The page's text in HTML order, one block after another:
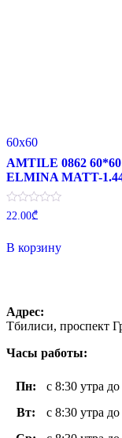
60x60
AMTILE 0862 60*60
ELMINA MATT-
Оценка
0
5
22.00₾
В корзину
Адрес:
Тбилиси, проспект
Часы работы:
Пн:
с 8:30 утра
Вт:
с 8:30 утра